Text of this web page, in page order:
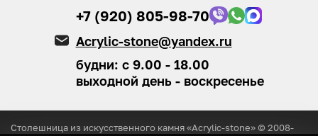
+7 (920) 805-98-70
Acrylic-stone@yandex.ru
будни: с 9.00 - 18.00
выходной день - воскресенье
Столешница из искусственного камня «Acrylic-stone» © 2008-